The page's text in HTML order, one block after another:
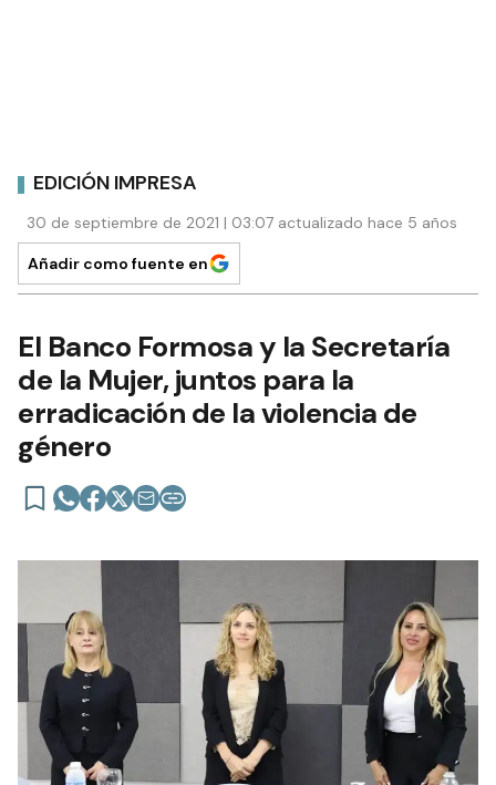
EDICIÓN IMPRESA
30 de septiembre de 2021 | 03:07 actualizado hace 5 años
Añadir como fuente en
El Banco Formosa y la Secretaría
de la Mujer, juntos para la
erradicación de la violencia de
género